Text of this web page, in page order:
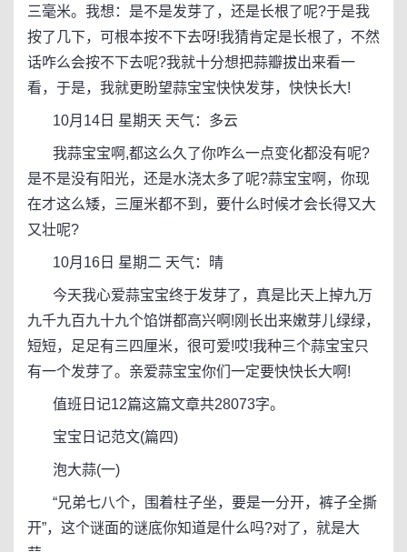
三毫米。我想：是不是发芽了，还是长根了呢?于是我
按了几下，可根本按不下去呀!我猜肯定是长根了，不然
话咋么会按不下去呢?我就十分想把蒜瓣拔出来看一
看，于是，我就更盼望蒜宝宝快快发芽，快快长大!
10月14日 星期天 天气：多云
我蒜宝宝啊,都这么久了你咋么一点变化都没有呢?
是不是没有阳光，还是水浇太多了呢?蒜宝宝啊，你现
在才这么矮，三厘米都不到，要什么时候才会长得又大
又壮呢?
10月16日 星期二 天气：晴
今天我心爱蒜宝宝终于发芽了，真是比天上掉九万
九千九百九十九个馅饼都高兴啊!刚长出来嫩芽儿绿绿，
短短，足足有三四厘米，很可爱!哎!我种三个蒜宝宝只
有一个发芽了。亲爱蒜宝宝你们一定要快快长大啊!
值班日记12篇这篇文章共28073字。
宝宝日记范文(篇四)
泡大蒜(一)
“兄弟七八个，围着柱子坐，要是一分开，裤子全撕
开”，这个谜面的谜底你知道是什么吗?对了，就是大